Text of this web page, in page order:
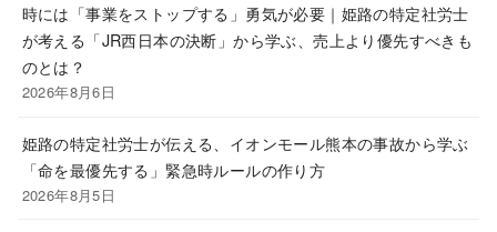
時には「事業をストップする」勇気が必要｜姫路の特定社労士
が考える「JR西日本の決断」から学ぶ、売上より優先すべきも
のとは？
2026年8月6日
姫路の特定社労士が伝える、イオンモール熊本の事故から学ぶ
「命を最優先する」緊急時ルールの作り方
2026年8月5日